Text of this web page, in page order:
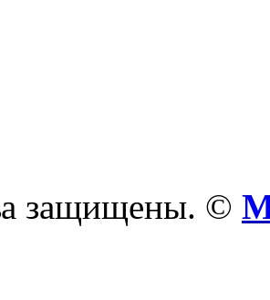
защищены. ©